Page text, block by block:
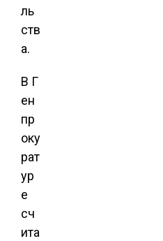
ль
ств
а.
В Г
ен
пр
оку
рат
ур
е
сч
ита